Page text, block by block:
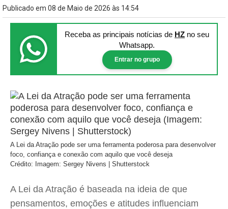
Publicado em 08 de Maio de 2026 às 14:54
Receba as principais notícias de HZ no seu
Whatsapp.
Entrar no grupo
A Lei da Atração pode ser uma ferramenta poderosa para desenvolver
foco, confiança e conexão com aquilo que você deseja
Crédito: Imagem: Sergey Nivens | Shutterstock
A Lei da Atração é baseada na ideia de que
pensamentos, emoções e atitudes influenciam